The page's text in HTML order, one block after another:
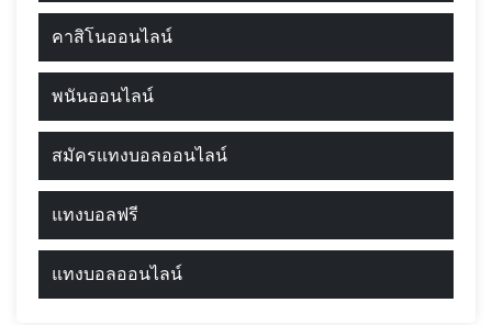
คาสิโนออนไลน์
พนันออนไลน์
สมัครแทงบอลออนไลน์
แทงบอลฟรี
แทงบอลออนไลน์